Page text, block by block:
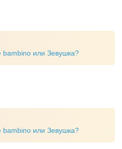
bambino или Зевушка?
bambino или Зевушка?